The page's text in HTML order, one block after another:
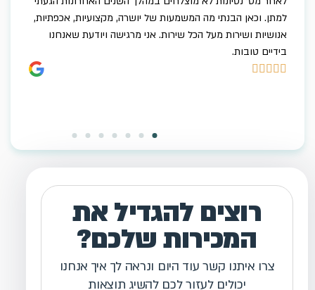
למתן. וכאן הבנתי מה המשמעות של יושרה, מקצועיות, אכפתיות,
אנושיות ושירות מעל הכל שירות. אני מרגישה ויודעת שאנחנו
בידיים טובות.





רוצים להגדיל את
המכירות שלכם?
צרו איתנו קשר עוד היום ונראה לך איך אנחנו
יכולים לעזור לכם להשיג תוצאות